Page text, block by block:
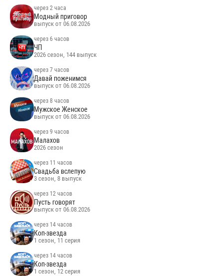
через 2 часа
Модный приговор
выпуск от 06.08.2026
через 6 часов
ЧП
2026 сезон, 144 выпуск
через 7 часов
Давай поженимся
выпуск от 06.08.2026
через 8 часов
Мужское Женское
выпуск от 06.08.2026
через 9 часов
Малахов
2026 сезон
через 11 часов
Свадьба вслепую
3 сезон, 8 выпуск
через 12 часов
Пусть говорят
выпуск от 06.08.2026
через 14 часов
Коп-звезда
1 сезон, 11 серия
через 14 часов
Коп-звезда
1 сезон, 12 серия